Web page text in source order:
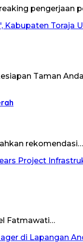
pengerjaan
Taman
rekomendasi…
Fatmawati…